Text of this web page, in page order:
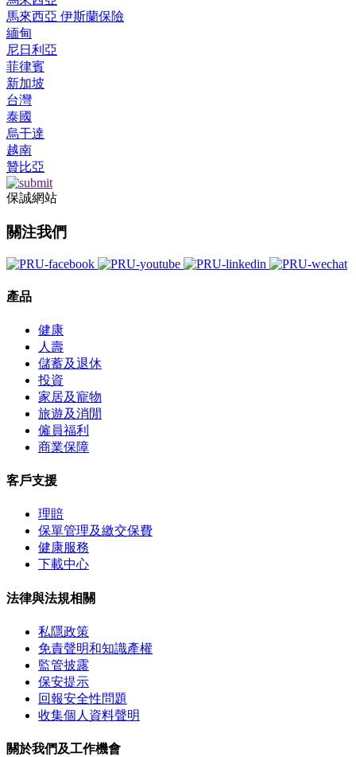
馬來西亞 伊斯蘭保險
緬甸
尼日利亞
菲律賓
新加坡
台灣
泰國
烏干達
越南
贊比亞
保誠網站
關注我們
產品
健康
人壽
儲蓄及退休
投資
家居及寵物
旅遊及消閒
僱員福利
商業保障
客戶支援
理賠
保單管理及繳交保費
健康服務
下載中心
法律與法規相關
私隱政策
免責聲明和知識產權
監管披露
保安提示
回報安全性問題
收集個人資料聲明
關於我們及工作機會